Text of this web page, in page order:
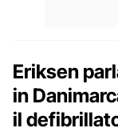
Eriksen
in
il